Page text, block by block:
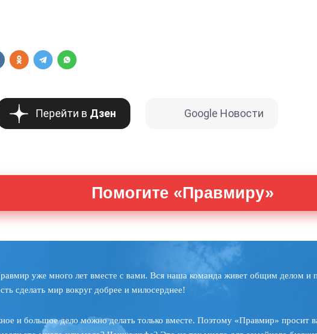
Перейти в Дзен Google Новости
Помогите «Правмиру»
уже много лет вместе с вами. Вся наша команда живет общим делом и
сделать мир вокруг добрее и милосерднее!
и большое дело можно делать только вместе. Поэтому «Правмир» просит